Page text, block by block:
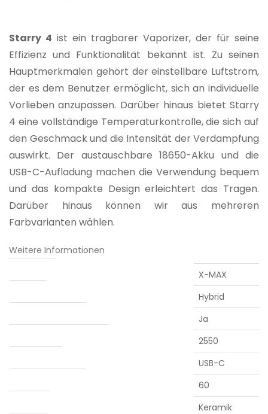
Starry 4 ist ein tragbarer Vaporizer, der für seine
Effizienz und Funktionalität bekannt ist. Zu seinen
Hauptmerkmalen gehört der einstellbare Luftstrom,
der es dem Benutzer ermöglicht, sich an individuelle
Vorlieben anzupassen. Darüber hinaus bietet Starry
4 eine vollständige Temperaturkontrolle, die sich auf
den Geschmack und die Intensität der Verdampfung
auswirkt. Der austauschbare 18650-Akku und die
USB-C-Aufladung machen die Verwendung bequem
und das kompakte Design erleichtert das Tragen.
Darüber hinaus können wir aus mehreren
Farbvarianten wählen.
Weitere Informationen
X-MAX
Hybrid
Ja
2550
USB-C
60
Keramik